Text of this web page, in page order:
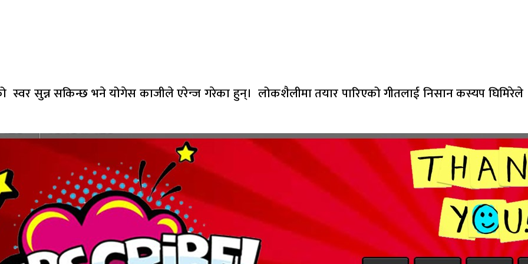
स्वर सुन्न सकिन्छ भने योगेस काजीले एरेन्ज गरेका हुन्। लोकशैलीमा तयार पारिएको गीतलाई निसान कस्यप घिमिरेले